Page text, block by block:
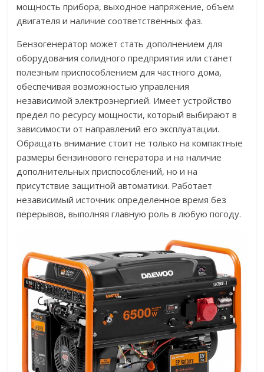
мощность прибора, выходное напряжение, объем
двигателя и наличие соответственных фаз.
Бензогенератор может стать дополнением для
оборудования солидного предприятия или станет
полезным приспособлением для частного дома,
обеспечивая возможностью управления
независимой электроэнергией. Имеет устройство
предел по ресурсу мощности, который выбирают в
зависимости от направлений его эксплуатации.
Обращать внимание стоит не только на компактные
размеры бензинового генератора и на наличие
дополнительных приспособлений, но и на
присутствие защитной автоматики. Работает
независимый источник определенное время без
перерывов, выполняя главную роль в любую погоду.